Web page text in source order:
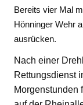
Bereits vier Mal
Hönninger Wehr
ausrücken.
Nach einer
Rettungsdienst
Morgenstunden